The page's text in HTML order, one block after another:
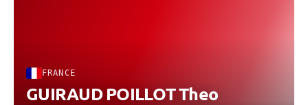
FRANCE
GUIRAUD POILLOT Theo